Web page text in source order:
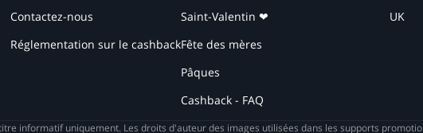
Contactez-nous
Réglementation sur le cashback
Saint-Valentin ❤
Fête des mères
Pâques
Cashback - FAQ
UK
informatif uniquement. Les droits d'auteur des images utilisées dans les supports